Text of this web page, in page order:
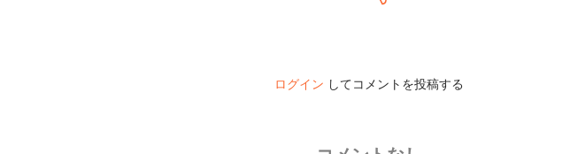
ログイン してコメントを投稿する